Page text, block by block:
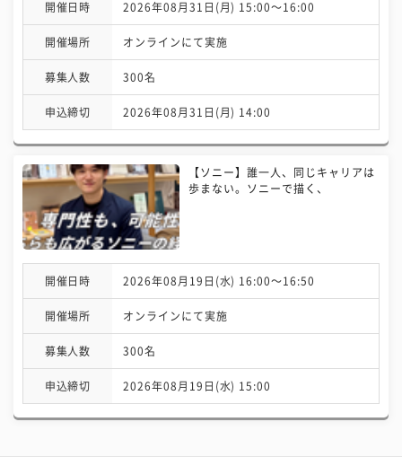
開催日時 2026年08月31日(月) 15:00〜16:00
開催場所 オンラインにて実施
募集人数 300名
申込締切 2026年08月31日(月) 14:00
【ソニー】誰一人、同じキャリアは
歩まない。ソニーで描く、
開催日時 2026年08月19日(水) 16:00〜16:50
開催場所 オンラインにて実施
募集人数 300名
申込締切 2026年08月19日(水) 15:00